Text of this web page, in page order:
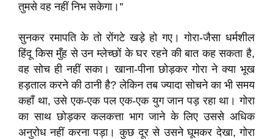
तुमसे वह नहीं निभ सकेगा।''
सुनकर रमापति के तो रोंगटे खड़े हो गए। गोरा-जैसा धर्मशील
हिंदू किस मुँह से उन म्लेच्छों के घर रहने की बात कह सकता है,
वह सोच ही नहीं सका। खाना-पीना छोड़कर गोरा ने क्या भूख
हड़ताल करने की ठानी है? लेकिन तब ज्यादा सोचने का भी समय
कहाँ था, उसे एक-एक पल एक-एक युग जान पड़ रहा था। गोरा
का साथ छोड़कर कलकत्ता भाग जाने के लिए उससे अधिक
अनुरोध नहीं करना पड़ा। कुछ दूर से उसने घूमकर देखा, गोरा